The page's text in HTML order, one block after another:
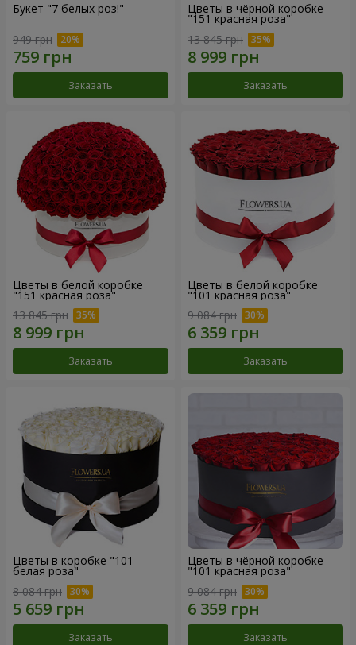
Букет "7 белых роз!"
949 грн
Заказать
Цветы в чёрной коробке
"151 красная роза"
13 845 грн
Заказать
Цветы в белой коробке
"151 красная роза"
13 845 грн
Заказать
Цветы в белой коробке
"101 красная роза"
9 084 грн
Заказать
Цветы в коробке "101
белая роза"
8 084 грн
Заказать
Цветы в чёрной коробке
"101 красная роза"
9 084 грн
Заказать